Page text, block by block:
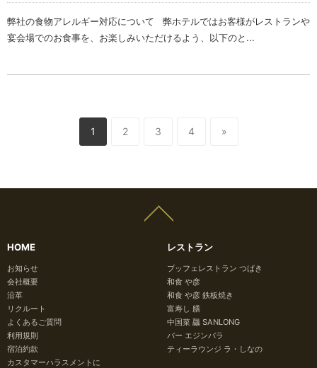
弊社の食物アレルギー対応について 弊ホテルではお客様がレストランや
宴会場でのお食事を、お楽しみいただけるよう、以下のと...
1 2 3 4 »
HOME
お知らせ
会社概要
沿革
リクルート
よくあるご質問
利用規則
宿泊約款
カスタマーハラスメントに
レストラン
ブッフェレストラン つばき
和食 や彦
和食 や彦 鉄板焼き
富寿し 膳
中国菜 龘 SANLONG
バー エジンバラ
ティーラウンジ ラ・しなの